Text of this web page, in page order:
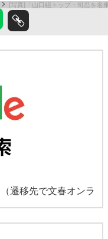
[写真]「山口組トップ・司忍を名
（遷移先で文春オンラ